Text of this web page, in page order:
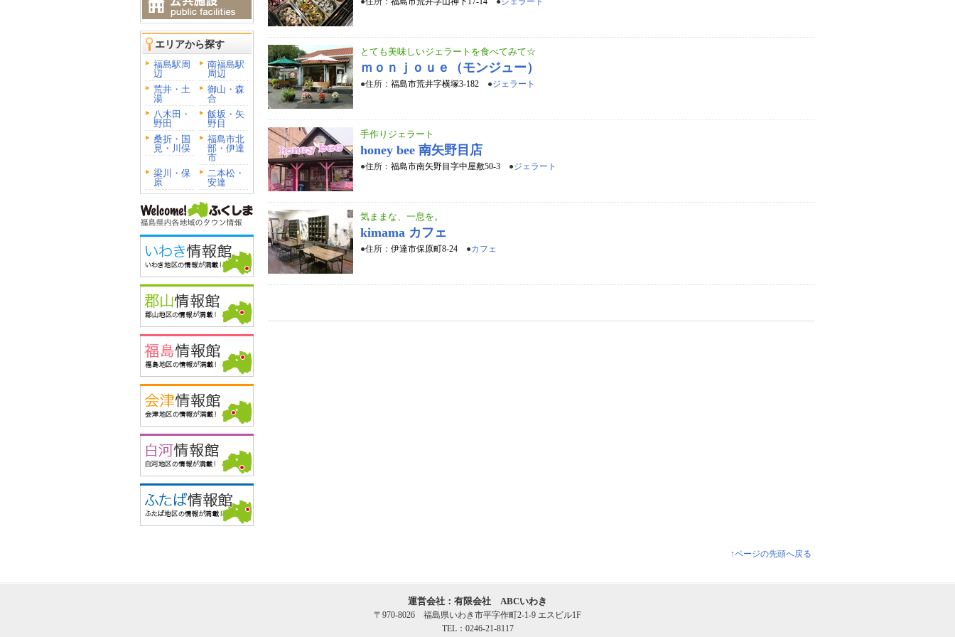
エリアから探す
福島駅周
辺
南福島駅
周辺
荒井・土
湯
御山・森
合
八木田・
野田
飯坂・矢
野目
桑折・国
見・川俣
福島市北
部・伊達
市
梁川・保
原
二本松・
安達
とても美味しいジェラートを食べてみて☆
ｍｏｎｊｏｕｅ（モンジュー）
●住所： 福島市荒井字横塚3-182 ●ジェラート
手作りジェラート
honey bee 南矢野目店
●住所： 福島市南矢野目字中屋敷50-3 ●ジェラート
気ままな、一息を。
kimama カフェ
●住所： 伊達市保原町8-24 ●カフェ
↑ページの先頭へ戻る
運営会社：有限会社 ABCいわき
〒970-8026 福島県いわき市平字作町2-1-9 エスビル1F
TEL：0246-21-8117